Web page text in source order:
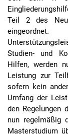
Teil 2 des
eingeordnet.
Studien- und
Hilfen, werden
Leistung zur
sofern kein
Umfang der
den Regelungen
nun regelmäßig
Masterstudium